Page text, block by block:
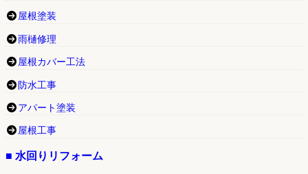
屋根塗装
雨樋修理
屋根カバー工法
防水工事
アパート塗装
屋根工事
■ 水回りリフォーム